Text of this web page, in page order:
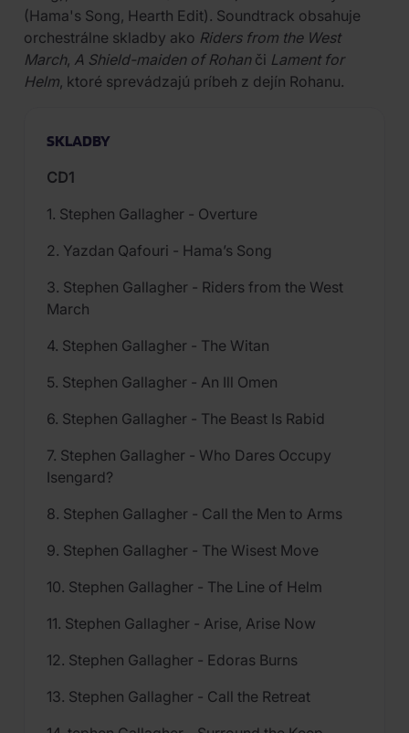
(Hama's Song, Hearth Edit). Soundtrack obsahuje
orchestrálne skladby ako Riders from the West
March, A Shield-maiden of Rohanči Lament for
Helm, ktoré sprevádzajú príbeh z dejín Rohanu.
SKLADBY
CD1
1. Stephen Gallagher - Overture
2. Yazdan Qafouri - Hama’s Song
3. Stephen Gallagher - Riders from the West
March
4. Stephen Gallagher - The Witan
5. Stephen Gallagher - An Ill Omen
6. Stephen Gallagher - The Beast Is Rabid
7. Stephen Gallagher - Who Dares Occupy
Isengard?
8. Stephen Gallagher - Call the Men to Arms
9. Stephen Gallagher - The Wisest Move
10. Stephen Gallagher - The Line of Helm
11. Stephen Gallagher - Arise, Arise Now
12. Stephen Gallagher - Edoras Burns
13. Stephen Gallagher - Call the Retreat